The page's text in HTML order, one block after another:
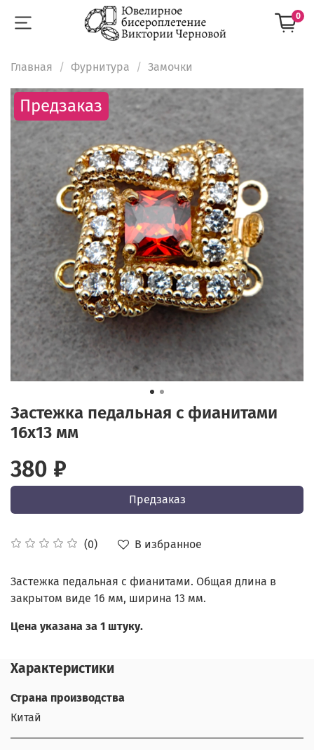
0
Главная Фурнитура Замочки
Предзаказ
Застежка педальная с фианитами
16х13 мм
(0) В избранное
380 ₽
Предзаказ
Застежка педальная с фианитами. Общая длина в
закрытом виде 16 мм, ширина 13 мм.
Цена указана за 1 штуку.
Характеристики
Страна производства
Китай